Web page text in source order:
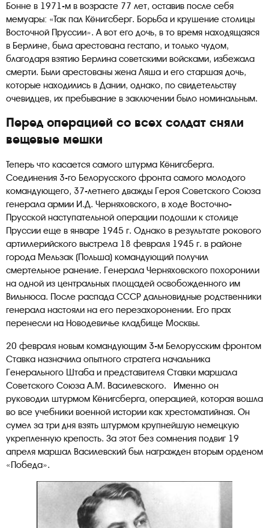
Бонне в 1971-м в возрасте 77 лет, оставив после себя
мемуары: «Так пал Кёнигсберг. Борьба и крушение столицы
Восточной Пруссии». А вот его дочь, в то время находящаяся
в Берлине, была арестована гестапо, и только чудом,
благодаря взятию Берлина советскими войсками, избежала
смерти. Были арестованы жена Ляша и его старшая дочь,
которые находились в Дании, однако, по свидетельству
очевидцев, их пребывание в заключении было номинальным.
Перед операцией со всех солдат сняли
вещевые мешки
Теперь что касается самого штурма Кёнигсберга.
Соединения 3-го Белорусского фронта самого молодого
командующего, 37-летнего дважды Героя Советского Союза
генерала армии И.Д. Черняховского, в ходе Восточно-
Прусской наступательной операции подошли к столице
Пруссии еще в январе 1945 г. Однако в результате рокового
артиллерийского выстрела 18 февраля 1945 г. в районе
города Мельзак (Польша) командующий получил
смертельное ранение. Генерала Черняховского похоронили
на одной из центральных площадей освобожденного им
Вильнюса. После распада СССР дальновидные родственники
генерала настояли на его перезахоронении. Его прах
перенесли на Новодевичье кладбище Москвы.
20 февраля новым командующим 3-м Белорусским фронтом
Ставка назначила опытного стратега начальника
Генерального Штаба и представителя Ставки маршала
Советского Союза А.М. Василевского. Именно он
руководил штурмом Кёнигсберга, операцией, которая вошла
во все учебники военной истории как хрестоматийная. Он
сумел за три дня взять штурмом крупнейшую немецкую
укрепленную крепость. За этот без сомнения подвиг 19
апреля маршал Василевский был награжден вторым орденом
«Победа».